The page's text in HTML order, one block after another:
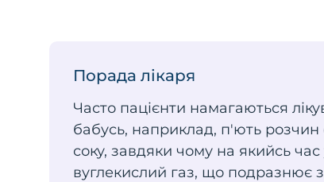
Порада лікаря
Часто пацієнти намагаються
бабусь, наприклад, п'ють розчин
соку, завдяки чому на якийсь
вуглекислий газ, що подразнює